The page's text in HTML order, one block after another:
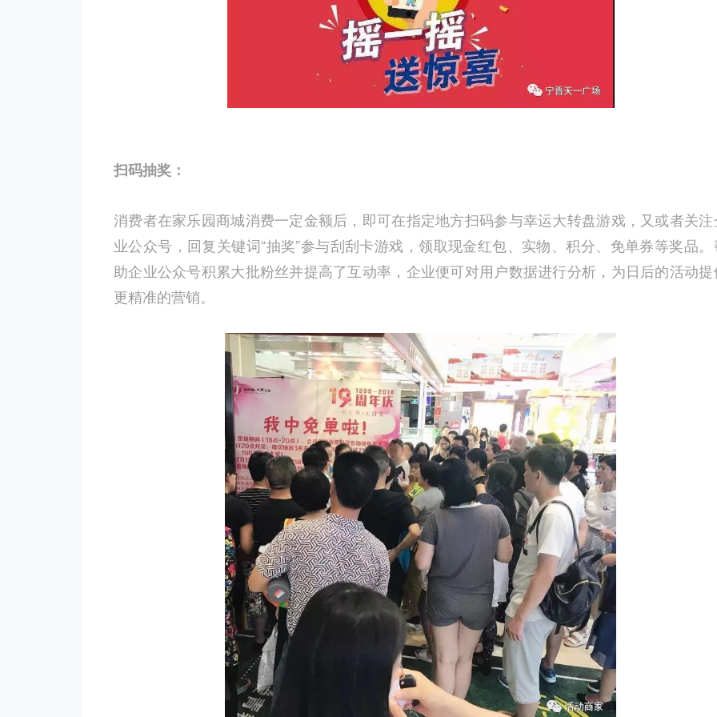
扫码抽奖：
消费者在家乐园商城消费一定金额后，即可在指定地方扫码参与幸运大转盘游戏，又或者关注
业公众号，回复关键词“抽奖”参与刮刮卡游戏，领取现金红包、实物、积分、免单券等奖品。
助企业公众号积累大批粉丝并提高了互动率，企业便可对用户数据进行分析，为日后的活动提
更精准的营销。